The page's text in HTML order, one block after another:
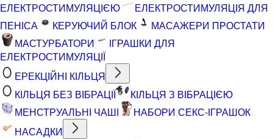
ЕЛЕКТРОСТИМУЛЯЦІЄЮ
ЕЛЕКТРОСТИМУЛЯЦІЯ ДЛЯ
ПЕНІСА
КЕРУЮЧИЙ БЛОК
МАСАЖЕРИ ПРОСТАТИ
МАСТУРБАТОРИ
ІГРАШКИ ДЛЯ
ЕЛЕКТРОСТИМУЛЯЦІЇ
ЕРЕКЦІЙНІ КІЛЬЦЯ
КІЛЬЦЯ БЕЗ ВІБРАЦІЇ
КІЛЬЦЯ З ВІБРАЦІЄЮ
МЕНСТРУАЛЬНІ ЧАШІ
НАБОРИ СЕКС-ІГРАШОК
НАСАДКИ